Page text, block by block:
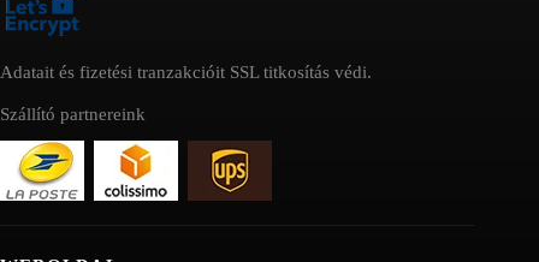
Adatait és fizetési tranzakcióit SSL titkosítás védi.
Szállító partnereink